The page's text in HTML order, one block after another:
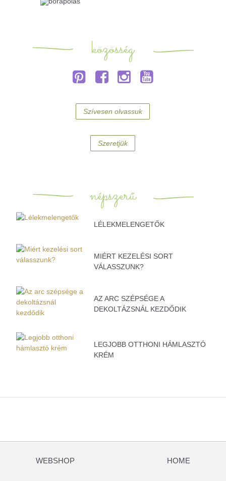
közösség
Szívesen olvassuk
Szeretjük
népszerű
LÉLEKMELENGETŐK
MIÉRT KEZELÉSI SORT
VÁLASSZUNK?
AZ ARC SZÉPSÉGE A
DEKOLTÁZSNÁL KEZDŐDIK
LEGJOBB OTTHONI HÁMLASZTÓ
KRÉM
WEBSHOP HOME